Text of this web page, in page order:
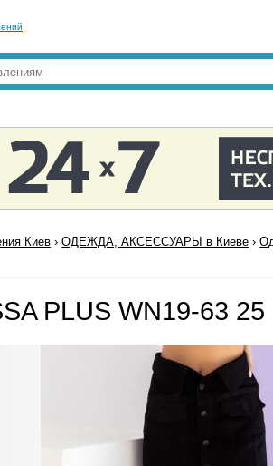
Киев ›ОДЕЖДА, АКСЕССУАРЫ в Киеве ›
PLUS WN19-63